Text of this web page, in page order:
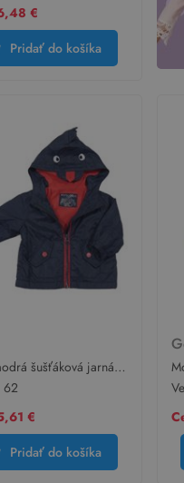
€
Pridať do košíka
šušťáková jarná
62
€
Pridať do košíka